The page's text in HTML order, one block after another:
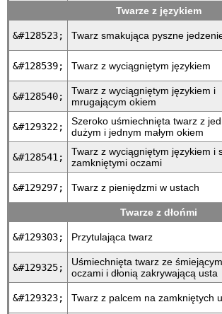
Twarze z językiem
&#128523; Twarz smakująca pyszne
&#128539; Twarz z wyciągniętym językiem
&#128540;
Twarz z wyciągniętym językiem i
mrugającym okiem
&#129322;
Szeroko uśmiechnięta twarz z
dużym i jednym małym okiem
&#128541;
Twarz z wyciągniętym językiem i
zamkniętymi oczami
&#129297; Twarz z pieniędzmi w ustach
Twarze z dłońmi
&#129303; Przytulająca twarz
&#129325;
Uśmiechnięta twarz ze
oczami i dłonią zakrywającą usta
&#129323; Twarz z palcem na zamkniętych